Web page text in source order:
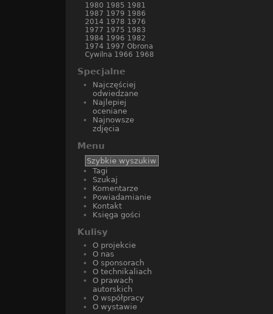
1980 1985 1981
1987 1979 1986
2014 1978 1976
1977 1975 1983
1984 1996 1982
1974 1997 Obrona
Cywilna 1966 1968
Specjalne
Najczęściej
odwiedzane
Najlepiej
oceniane
Najnowsze
zdjęcia
Menu
Tagi
Szukaj
Komentarze
Powiadamianie
Kontakt
Księga gości
Kulisy
O projekcie
O nas
O sponsorach
O technikaliach
O prawach
autorskich
O współpracy
O wystawie